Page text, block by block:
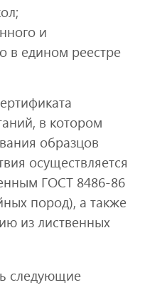
и
в едином реестре
в котором
образцов
осуществляется
ГОСТ 8486-86
пород), а также
из лиственных
следующие